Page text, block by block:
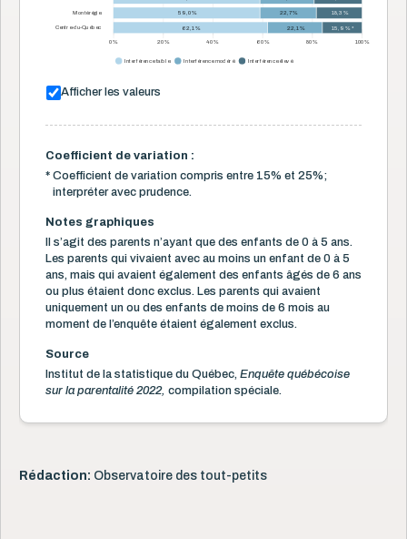
0 % 20 % 40 % 60 % 80 % 100 %
59,0 % 22,7 % 18,3 %
62,1 % 22,1 % 15,9 % *
Montérégie
Centre-du-Québec
Interférence faible Interférence modéré Interférence élevé
Afficher les valeurs
Coefficient de variation :
* Coefficient de variation compris entre 15% et 25%;
interpréter avec prudence.
Notes graphiques
Il s’agit des parents n’ayant que des enfants de 0 à 5 ans.
Les parents qui vivaient avec au moins un enfant de 0 à 5
ans, mais qui avaient également des enfants âgés de 6 ans
ou plus étaient donc exclus. Les parents qui avaient
uniquement un ou des enfants de moins de 6 mois au
moment de l’enquête étaient également exclus.
Source
Institut de la statistique du Québec, Enquête québécoise
sur la parentalité 2022, compilation spéciale.
Rédaction: Observatoire des tout-petits